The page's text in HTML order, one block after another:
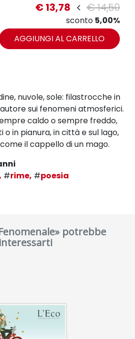
€ 13,78 € 14,50
sconto 5,00%
AGGIUNGI AL CARRELLO
nuvole, sole: filastrocche in
sui fenomeni atmosferici.
caldo o sempre freddo,
o in pianura, in città e sul lago,
il cappello di un mago.
#rime, #poesia
potrebbe
interessarti